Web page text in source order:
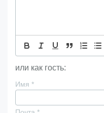
или как гость:
Имя *